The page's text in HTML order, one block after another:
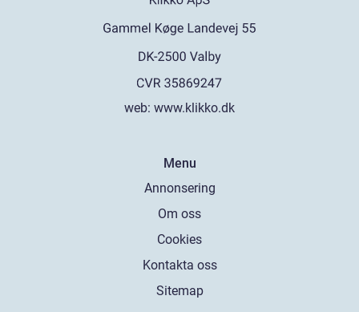
web: www.klikko.dk
Menu
Annonsering
Om oss
Cookies
Kontakta oss
Sitemap